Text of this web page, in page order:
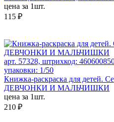
цена за 1шт.
115 ₽
арт. 57328, штрихкод:
упаковки: 1/50
Книжка-раскраска для детей.
ДЕВЧОНКИ И МАЛЬЧИШКИ
цена за 1шт.
210 ₽